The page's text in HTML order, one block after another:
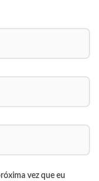
vez que eu